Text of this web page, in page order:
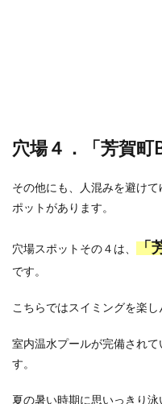
穴場４．「芳賀町
その他にも、人混みを避け
ポットがあります。
穴場スポットその４は、 「
です。
こちらではスイミングを楽
室内温水プールが完備され
す。
夏の暑い時期に思いっきり